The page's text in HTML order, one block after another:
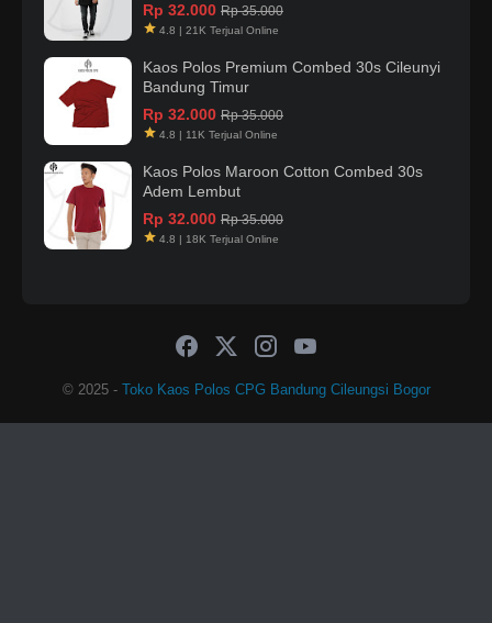
Rp 32.000 Rp 35.000
4.8 | 21K Terjual Online
Kaos Polos Premium Combed 30s Cileunyi
Bandung Timur
Rp 32.000 Rp 35.000
4.8 | 11K Terjual Online
Kaos Polos Maroon Cotton Combed 30s
Adem Lembut
Rp 32.000 Rp 35.000
4.8 | 18K Terjual Online
© 2025 - Toko Kaos Polos CPG Bandung Cileungsi Bogor